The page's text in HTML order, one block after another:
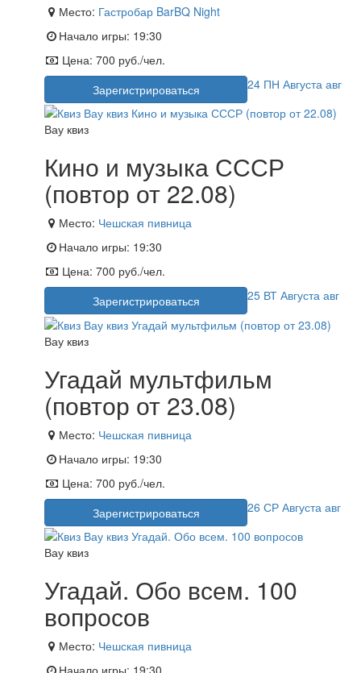
Место: Гастробар BarBQ Night
Начало игры: 19:30
Цена: 700 руб./чел.
Зарегистрироваться
24 ПН Августа авг
Вау квиз
Кино и музыка СССР
(повтор от 22.08)
Место: Чешская пивница
Начало игры: 19:30
Цена: 700 руб./чел.
Зарегистрироваться
25 ВТ Августа авг
Вау квиз
Угадай мультфильм
(повтор от 23.08)
Место: Чешская пивница
Начало игры: 19:30
Цена: 700 руб./чел.
Зарегистрироваться
26 СР Августа авг
Вау квиз
Угадай. Обо всем. 100
вопросов
Место: Чешская пивница
Начало игры: 19:30